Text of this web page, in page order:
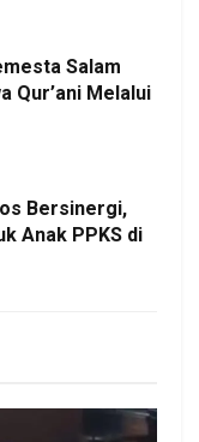
Salam
Qur’ani Melalui
Bersinergi,
Anak PPKS di